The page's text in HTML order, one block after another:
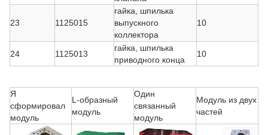
23 1125015
гайка, шпилька
выпускного
коллектора
10
24 1125013
гайка, шпилька
приводного конца
10
Я
сформировал
модуль
L-образный
модуль
Один
связанный
модуль
Модуль из двух
частей